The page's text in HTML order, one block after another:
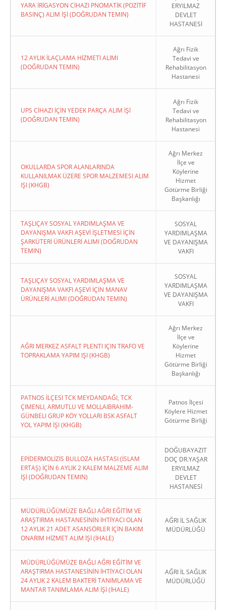
YARA İRİGASYON CİHAZI PNOMATİK (POZİTİF
BASINÇ) ALIM İŞİ (DOĞRUDAN TEMIN)
ERYILMAZ
DEVLET
HASTANESİ
12 AYLIK İLAÇLAMA HİZMETİ ALIMI
(DOĞRUDAN TEMIN)
Ağrı Fizik
Tedavi ve
Rehabilitasyon
Hastanesi
UPS CİHAZI İÇİN YEDEK PARÇA ALIM İŞİ
(DOĞRUDAN TEMIN)
Ağrı Fizik
Tedavi ve
Rehabilitasyon
Hastanesi
OKULLARDA SPOR ALANLARINDA
KULLANILMAK ÜZERE SPOR MALZEMESI ALIM
IŞI (KHGB)
Ağrı Merkez
İlçe ve
Köylerine
Hizmet
Götürme Birliği
Başkanlığı
TAŞLIÇAY SOSYAL YARDIMLAŞMA VE
DAYANIŞMA VAKFI AŞEVİ İŞLETMESİ İÇİN
ŞARKÜTERİ ÜRÜNLERİ ALIMI (DOĞRUDAN
TEMIN)
SOSYAL
YARDIMLAŞMA
VE DAYANIŞMA
VAKFI
TAŞLIÇAY SOSYAL YARDIMLAŞMA VE
DAYANIŞMA VAKFI AŞEVİ İÇİN MANAV
ÜRÜNLERİ ALIMI (DOĞRUDAN TEMIN)
SOSYAL
YARDIMLAŞMA
VE DAYANIŞMA
VAKFI
AĞRI MERKEZ ASFALT PLENTI IÇIN TRAFO VE
TOPRAKLAMA YAPIM IŞI (KHGB)
Ağrı Merkez
İlçe ve
Köylerine
Hizmet
Götürme Birliği
Başkanlığı
PATNOS İLÇESI TCK MEYDANDAĞI, TCK
ÇIMENLI, ARMUTLU VE MOLLAIBRAHIM-
GÜNBELI GRUP KÖY YOLLARI BSK ASFALT
YOL YAPIM İŞI (KHGB)
Patnos İlçesi
Köylere Hizmet
Götürme Birliği
EPİDERMOLİZİS BULLOZA HASTASI (İSLAM
ERTAŞ) İÇİN 6 AYLIK 2 KALEM MALZEME ALIM
İŞİ (DOĞRUDAN TEMIN)
DOĞUBAYAZIT
DOÇ DR.YAŞAR
ERYILMAZ
DEVLET
HASTANESİ
MÜDÜRLÜĞÜMÜZE BAĞLI AĞRI EĞİTİM VE
ARAŞTIRMA HASTANESİNİN İHTİYACI OLAN
12 AYLIK 21 ADET ASANSÖRLER İÇİN BAKIM
ONARIM HİZMET ALIM İŞİ (İHALE)
AĞRI İL SAĞLIK
MÜDÜRLÜĞÜ
MÜDÜRLÜĞÜMÜZE BAĞLI AĞRI EĞİTİM VE
ARAŞTIRMA HASTANESİNİN İHTİYACI OLAN
24 AYLIK 2 KALEM BAKTERİ TANIMLAMA VE
MANTAR TANIMLAMA ALIM İŞİ (İHALE)
AĞRI İL SAĞLIK
MÜDÜRLÜĞÜ